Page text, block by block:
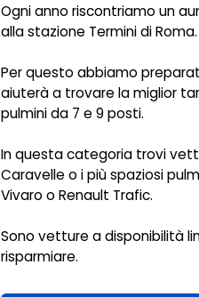
Ogni anno riscontriamo un
alla stazione Termini di Roma.
Per questo abbiamo
aiuterà a trovare la miglior
pulmini da 7 e 9 posti.
In questa categoria trovi
Caravelle o i più spaziosi
Vivaro o Renault Trafic.
Sono vetture a disponibilità
risparmiare.